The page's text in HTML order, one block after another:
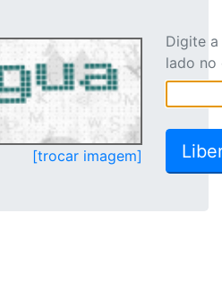
[trocar imagem]
Digite
lado no